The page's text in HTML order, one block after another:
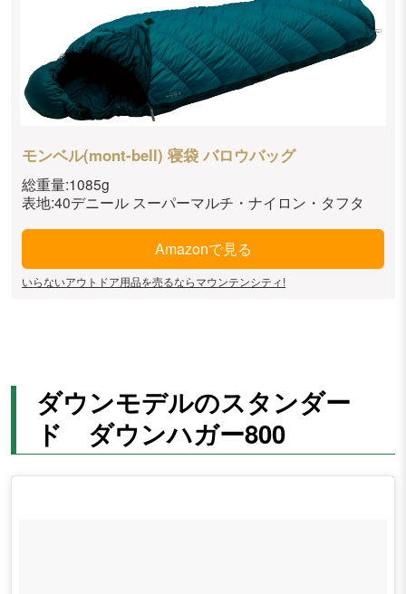
モンベル(mont-bell) 寝袋 バロウバッグ
総重量:1085g
表地:40デニール スーパーマルチ・ナイロン・タフタ
Amazonで見る
いらないアウトドア用品を売るならマウンテンシティ!
ダウンモデルのスタンダー
ド ダウンハガー800